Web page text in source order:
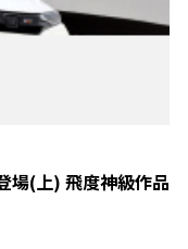
場(上) 飛度神級作品